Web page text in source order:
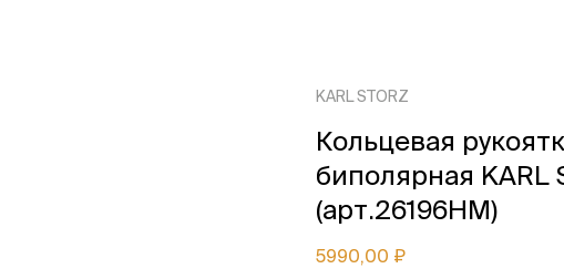
KARL STORZ
Кольцевая
биполярная KARL
(арт.26196HM)
5990,00 ₽